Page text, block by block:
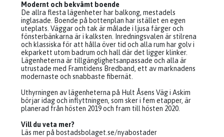
Modernt och bekvämt boende
De allra flesta lägenheter har balkong, mestadels
inglasade. Boende på bottenplan har istället en egen
uteplats. Väggar och tak är målade i ljusa färger och
fönsterbänkarna är i kalksten. Inredningsvalen är stilrena
och klassiska för att hålla över tid och alla rum har golv i
ekparkett utom badrum och hall där det ligger klinker.
Lägenheterna är tillgänglighetsanpassade och alla är
utrustade med Framtidens Bredband, ett av marknadens
modernaste och snabbaste fibernät.
Uthyrningen av lägenheterna på Hult Åsens Väg i Askim
börjar idag och inflyttningen, som sker i fem etapper, är
planerad från hösten 2019 och fram till hösten 2020.
Vill du veta mer?
Läs mer på bostadsbolaget.se/nyabostader